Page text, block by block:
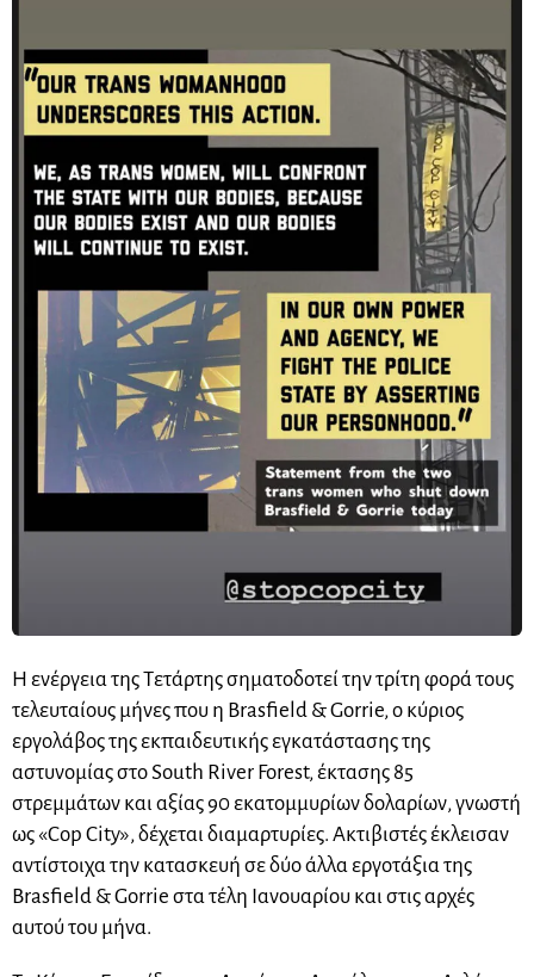
Η ενέργεια της Τετάρτης σηματοδοτεί την τρίτη φορά τους
τελευταίους μήνες που η Brasfield & Gorrie, ο κύριος
εργολάβος της εκπαιδευτικής εγκατάστασης της
αστυνομίας στο South River Forest, έκτασης 85
στρεμμάτων και αξίας 90 εκατομμυρίων δολαρίων, γνωστή
ως «Cop City», δέχεται διαμαρτυρίες. Ακτιβιστές έκλεισαν
αντίστοιχα την κατασκευή σε δύο άλλα εργοτάξια της
Brasfield & Gorrie στα τέλη Ιανουαρίου και στις αρχές
αυτού του μήνα.